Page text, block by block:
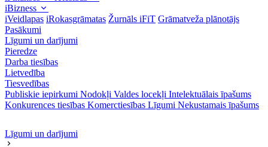
iBizness
iVeidlapas iRokasgrāmatas Žurnāls iFiT Grāmatveža plānotājs
Pasākumi
Līgumi un darījumi
Pieredze
Darba tiesības
Lietvedība
Tiesvedības
Publiskie iepirkumi Nodokļi Valdes locekļi Intelektuālais īpašums
Konkurences tiesības Komerctiesības Līgumi Nekustamais īpašums
Līgumi un darījumi